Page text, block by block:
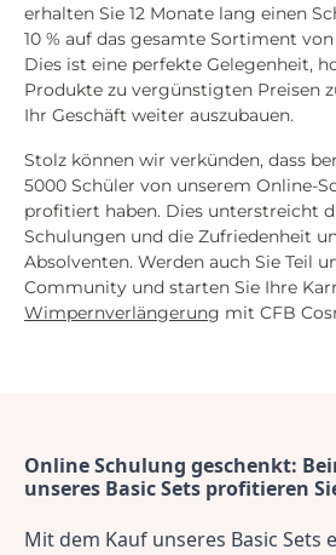
erhalten Sie 12 Monate lang einen
10 % auf das gesamte Sortiment
Dies ist eine perfekte Gelegenheit,
Produkte zu vergünstigten Preisen
Ihr Geschäft weiter auszubauen.
Stolz können wir verkünden, dass
5000 Schüler von unserem Online-
profitiert haben. Dies unterstreicht
Schulungen und die Zufriedenheit
Absolventen. Werden auch Sie Teil
Community und starten Sie Ihre
Wimpernverlängerung mit CFB
Online Schulung geschenkt:
unseres Basic Sets profitieren
Mit dem Kauf unseres Basic Sets